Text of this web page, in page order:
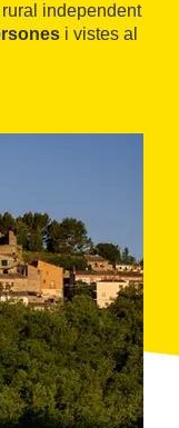
independent
i vistes al